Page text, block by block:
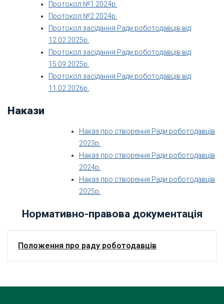
Протокол №1 2024р.
Протокол №2 2024р.
Протокол засідання Ради роботодавців від
12.02.2025р.
Протокол засідання Ради роботодавців від
15.09.2025р.
Протокол засідання Ради роботодавців від
11.02.2026р.
Накази
Наказ про створення Ради роботодавців
2023р.
Наказ про створення Ради роботодавців
2024р.
Наказ про створення Ради роботодавців
2025р.
Нормативно-правова документація
Положення про раду роботодавців